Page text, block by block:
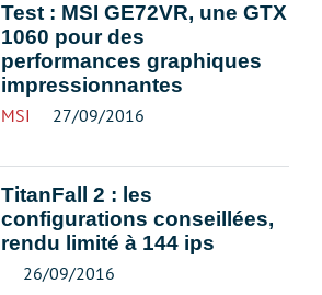
Test : MSI GE72VR, une GTX
1060 pour des
performances graphiques
impressionnantes
MSI 27/09/2016
TitanFall 2 : les
configurations conseillées,
rendu limité à 144 ips
26/09/2016